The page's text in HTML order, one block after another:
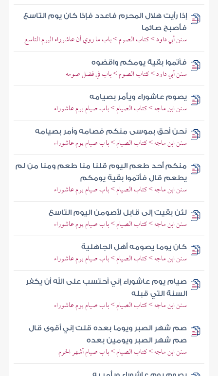
إذا رأيت هلال المحرم فاعدد فإذا كان يوم التاسع
فأصبح صائما
سنن أبي داود > كتاب الصوم > باب ما روي أن عاشوراء اليوم التاسع
فأتموا بقية يومكم واقضوه
سنن أبي داود > كتاب الصوم > باب في فضل صومه
يصوم عاشوراء ويأمر بصيامه
سنن ابن ماجه > كتاب الصيام > باب صيام يوم عاشوراء
نحن أحق بموسى منكم فصامه وأمر بصيامه
سنن ابن ماجه > كتاب الصيام > باب صيام يوم عاشوراء
منكم أحد طعم اليوم قلنا منا طعم ومنا من لم
يطعم قال فأتموا بقية يومكم
سنن ابن ماجه > كتاب الصيام > باب صيام يوم عاشوراء
لئن بقيت إلى قابل لأصومن اليوم التاسع
سنن ابن ماجه > كتاب الصيام > باب صيام يوم عاشوراء
كان يوما يصومه أهل الجاهلية
سنن ابن ماجه > كتاب الصيام > باب صيام يوم عاشوراء
صيام يوم عاشوراء إني أحتسب على الله أن يكفر
السنة التي قبله
سنن ابن ماجه > كتاب الصيام > باب صيام يوم عاشوراء
صم شهر الصبر ويوما بعده قلت إني أقوى قال
صم شهر الصبر ويومين بعده
سنن ابن ماجه > كتاب الصيام > باب صيام أشهر الحرم